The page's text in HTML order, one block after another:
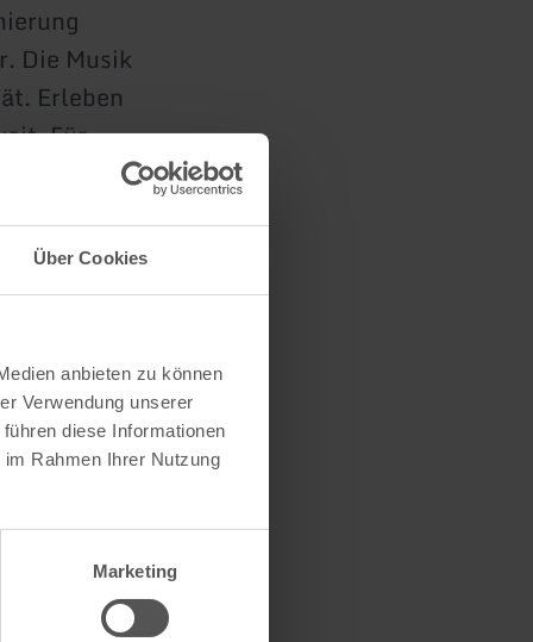
Über Cookies
anbieten zu können
Verwendung unserer
diese Informationen
Rahmen Ihrer Nutzung
Marketing
Die Musik
Erleben
Für